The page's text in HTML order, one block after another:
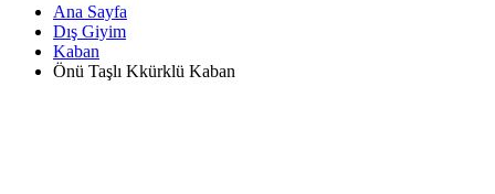
Ana Sayfa
Dış Giyim
Kaban
Önü Taşlı Kkürklü Kaban